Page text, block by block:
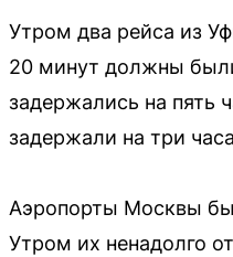
Утром два рейса из
20 минут должны
задержались на пять
задержали на три
Аэропорты Москвы
Утром их ненадолго